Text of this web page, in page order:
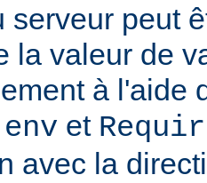
serveur peut
la valeur de
à l'aide
et
avec la